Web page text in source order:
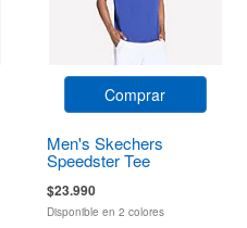
Comprar
Men's Skechers
Speedster Tee
$23.990
Disponible en 2 colores